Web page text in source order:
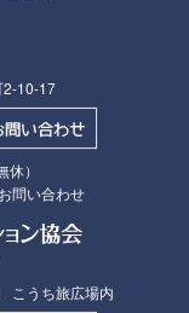
10-17
）
問い合わせ
うち旅広場内